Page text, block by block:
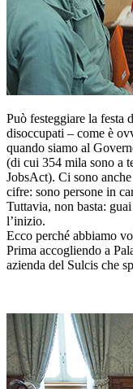
Può festeggiare la festa
disoccupati – come è
quando siamo al
(di cui 354 mila sono a
JobsAct). Ci sono
cifre: sono persone in
Tuttavia, non basta:
l’inizio.
Ecco perché abbiamo
Prima accogliendo a
azienda del Sulcis che